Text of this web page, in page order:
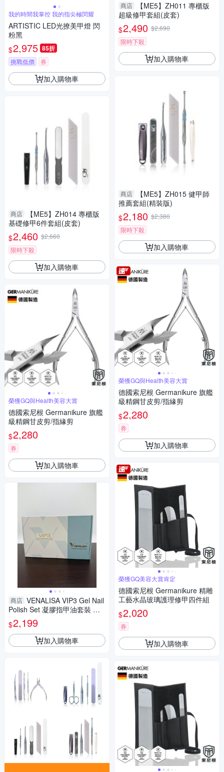
我的時間我掌控 我的指尖極閃耀
ARTISTIC LED光撩美甲燈 閃
粉黑
$2,975 85折
挑戰低價 券
加入購物車
商店
【ME5】ZH014 專櫃版
基礎修甲6件套組(皮套)
$2,460 $2,660
限時下殺
加入購物車
榮獲GQ與Health美容大賞
德國索尼根 Germanikure 旗艦
級精鋼甘皮剪/指緣剪
$2,280
券
加入購物車
商店 VENALISA VIP3 Gel Nail
Polish Set 凝膠指甲油套裝 全
新無拆封
$2,199
加入購物車
商店
【ME5】ZH011 專櫃版
超級修甲套組(皮套)
$2,490 $2,690
限時下殺
加入購物車
商店
【ME5】ZH015 健甲師
推薦套組(精裝版)
$2,180 $2,380
限時下殺
加入購物車
榮獲GQ與Health美容大賞
德國索尼根 Germanikure 旗艦
級精鋼甘皮剪/指緣剪
$2,280
券
加入購物車
榮獲GQ美容大賞肯定
德國索尼根 Germanikure 精雕
工藝水晶玻璃護理修甲四件組
$2,020
券
加入購物車